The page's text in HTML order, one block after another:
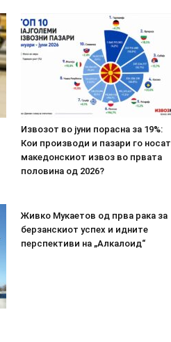
Извозот во јуни порасна за 19%:
Кои производи и пазари го носат
македонскиот извоз во првата
половина од 2026?
Живко Мукаетов од прва рака за
берзанскиот успех и идните
перспективи на „Алкалоид“